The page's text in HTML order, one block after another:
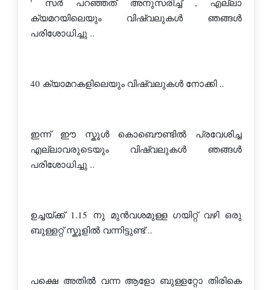
' സര്‍ പറഞ്ഞത് അനുസരിച്ച് , എല്ലാ
ക്യമറയിലെയും വിഷ്വലുകള്‍ ഞങ്ങള്‍
പരിശോധിച്ചു ..
40 ക്യാമറകളിലെയും വിഷ്വലുകള്‍ നോക്കി ..
ഇന്ന് ഈ സ്കൂള്‍ കൊബൌണ്ടില്‍ പ്രവേശിച്ച
എല്ലാവരുടെയും വിഷ്വലുകള്‍ ഞങ്ങള്‍
പരിശോധിച്ചു ..
ഉച്ചയ്ക്ക് 1.15 നു മുന്‍വശമുള്ള ഗയിറ്റ്‌ വഴി ഒരു
ബുള്ളറ്റ് സ്കൂളില്‍ വന്നിട്ടുണ്ട് ..
പക്ഷെ അതില്‍ വന്ന ആളോ ബുള്ളറ്റോ തിരികെ